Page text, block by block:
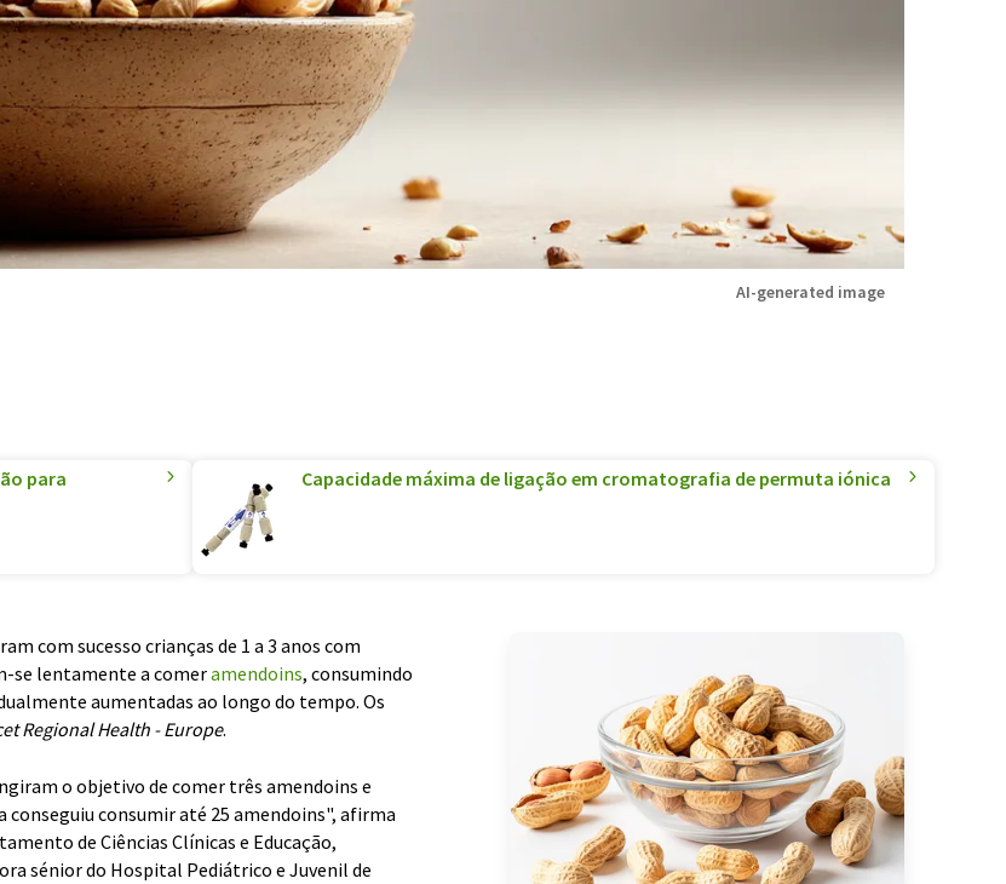
AI-generated image
para
Capacidade máxima de ligação em cromatografia de permuta iónica
com sucesso crianças de 1 a 3 anos com
se lentamente a comeramendoins, consumindo
aumentadas ao longo do tempo. Os
Regional Health - Europe.
o objetivo de comer três amendoins e
consumir até 25 amendoins", afirma
de Ciências Clínicas e Educação,
sénior do Hospital Pediátrico e Juvenil de